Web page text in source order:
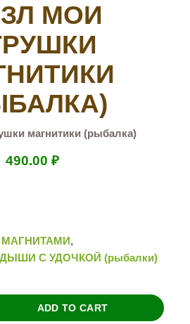
МОИ
магнитики (рыбалка)
490.00 ₽
,
С УДОЧКОЙ (рыбалки)
ADD TO CART